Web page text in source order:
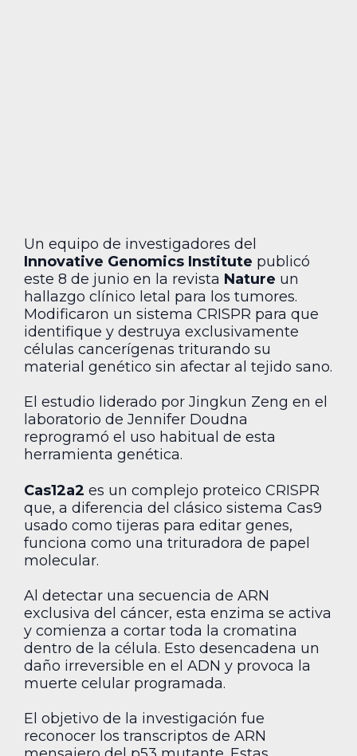
Un equipo de investigadores del
Innovative Genomics Institute publicó
este 8 de junio en la revista Nature un
hallazgo clínico letal para los tumores.
Modificaron un sistema CRISPR para que
identifique y destruya exclusivamente
células cancerígenas triturando su
material genético sin afectar al tejido sano.
El estudio liderado por Jingkun Zeng en el
laboratorio de Jennifer Doudna
reprogramó el uso habitual de esta
herramienta genética.
Cas12a2 es un complejo proteico CRISPR
que, a diferencia del clásico sistema Cas9
usado como tijeras para editar genes,
funciona como una trituradora de papel
molecular.
Al detectar una secuencia de ARN
exclusiva del cáncer, esta enzima se activa
y comienza a cortar toda la cromatina
dentro de la célula. Esto desencadena un
daño irreversible en el ADN y provoca la
muerte celular programada.
El objetivo de la investigación fue
reconocer los transcriptos de ARN